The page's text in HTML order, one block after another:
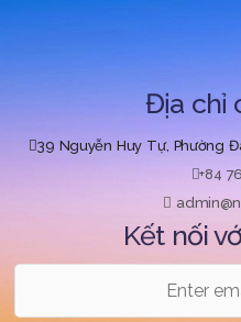
Địa chỉ
39 Nguyễn Huy Tự, Phường
+84
Kết nối